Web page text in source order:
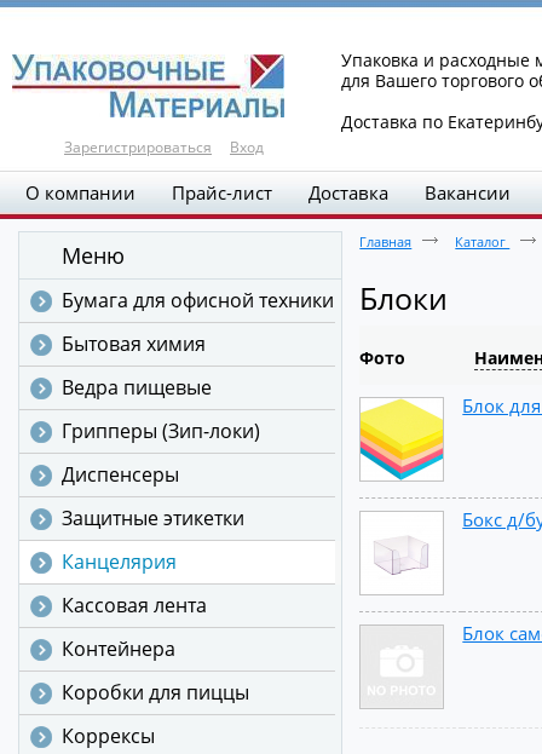
Зарегистрироваться Вход
Упаковка и расходные
для Вашего торгового
Доставка по
О компании Прайс-лист Доставка Вакансии
Меню
Бумага для офисной техники
Бытовая химия
Ведра пищевые
Грипперы (Зип-локи)
Диспенсеры
Защитные этикетки
Канцелярия
Кассовая лента
Контейнера
Коробки для пиццы
Коррексы
Главная Каталог
Блоки
Фото
Блок
Бокс д/
Блок